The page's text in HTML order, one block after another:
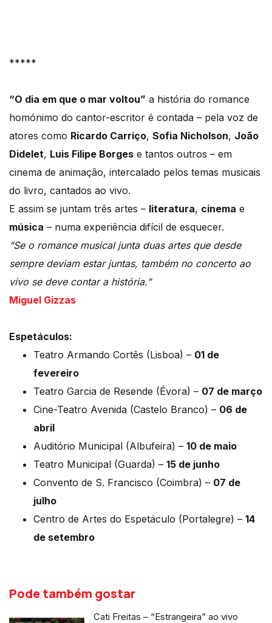
*****
“O dia em que o mar voltou” a história do romance
homónimo do cantor-escritor é contada – pela voz de
atores como Ricardo Carriço, Sofia Nicholson, João
Didelet, Luis Filipe Borges e tantos outros – em
cinema de animação, intercalado pelos temas musicais
do livro, cantados ao vivo.
E assim se juntam três artes – literatura, cinema e
música – numa experiência difícil de esquecer.
“Se o romance musical junta duas artes que desde
sempre deviam estar juntas, também no concerto ao
vivo se deve contar a história.”
Miguel Gizzas
Espetáculos:
Teatro Armando Cortês (Lisboa) – 01 de
fevereiro
Teatro Garcia de Resende (Évora) – 07 de março
Cine-Teatro Avenida (Castelo Branco) – 06 de
abril
Auditório Municipal (Albufeira) – 10 de maio
Teatro Municipal (Guarda) – 15 de junho
Convento de S. Francisco (Coimbra) – 07 de
julho
Centro de Artes do Espetáculo (Portalegre) – 14
de setembro
Pode também gostar
Cati Freitas – “Estrangeira” ao vivo